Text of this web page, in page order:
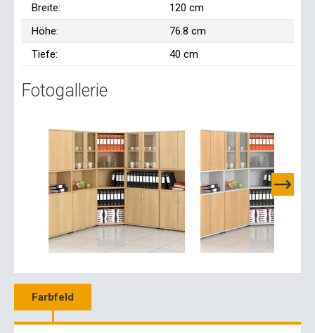
Breite:
120 cm
Höhe:
76.8 cm
Tiefe:
40 cm
Fotogallerie
Farbfeld